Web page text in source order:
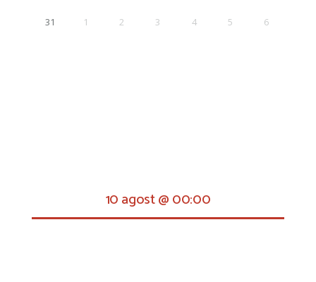
31 1 2 3 4 5 6
10 agost @ 00:00